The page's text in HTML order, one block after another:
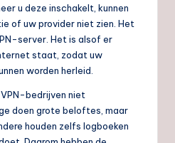
u deze inschakelt, kunnen
of uw provider niet zien. Het
server. Het is alsof er
staat, zodat uw
worden herleid.
bedrijven niet
doen grote beloftes, maar
houden zelfs logboeken